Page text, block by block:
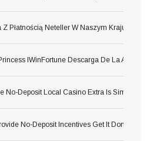
Płatnością Neteller W Naszym Kraju 2026
IWinFortune Descarga De La
No-Deposit Local Casino Extra Is Simple,
No-Deposit Incentives Get It Done After